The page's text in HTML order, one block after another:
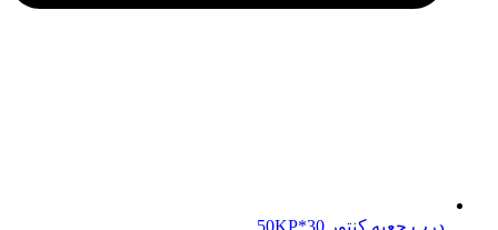
درب جعبه کنتور 50KP*30